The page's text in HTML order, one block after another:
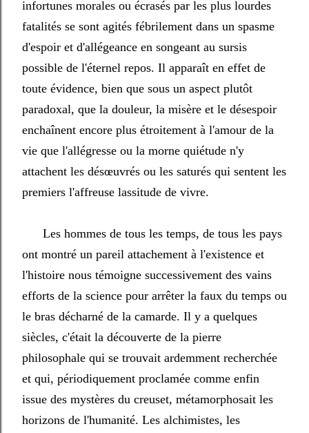
infortunes morales ou écrasés par les plus lourdes
fatalités se sont agités fébrilement dans un spasme
d'espoir et d'allégeance en songeant au sursis
possible de l'éternel repos. Il apparaît en effet de
toute évidence, bien que sous un aspect plutôt
paradoxal, que la douleur, la misère et le désespoir
enchaînent encore plus étroitement à l'amour de la
vie que l'allégresse ou la morne quiétude n'y
attachent les désœuvrés ou les saturés qui sentent les
premiers l'affreuse lassitude de vivre.
Les hommes de tous les temps, de tous les pays
ont montré un pareil attachement à l'existence et
l'histoire nous témoigne successivement des vains
efforts de la science pour arrêter la faux du temps ou
le bras décharné de la camarde. Il y a quelques
siècles, c'était la découverte de la pierre
philosophale qui se trouvait ardemment recherchée
et qui, périodiquement proclamée comme enfin
issue des mystères du creuset, métamorphosait les
horizons de l'humanité. Les alchimistes, les